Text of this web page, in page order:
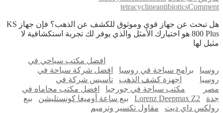
tetracyclineantibiotics
on
التنقيب
عن
800
مقدمة
شاملة
هل تبحث عن جهاز قوي وموثوق للكشف عن الذهب؟ فإن جهاز KS
800 Plus هو اختيارك الأمثل والذي يوفر لك تجربة استكشافية لا
لها
افضل مكتب سياحي في
برامج سياحة في روسيا
افضل شركة سياحة في
اجهزة كشف الذهب
تأسيس شركة في
مكتب سياحة في جورجيا
افضل مكتب محاماه في
Lorenz Deepmax Z2 بيع ساعة أوميغا كونستليشن
بيع
داي ديت
مقاول تكسير وترميم